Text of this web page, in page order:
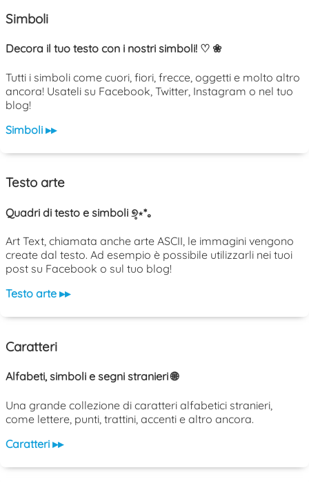
Simboli
Decora il tuo testo con i nostri simboli! ♡ ❀
Tutti i simboli come cuori, fiori, frecce, oggetti e molto altro
ancora! Usateli su Facebook, Twitter, Instagram o nel tuo
blog!
Simboli ▸▸
Testo arte
Quadri di testo e simboli ୭̥⋆*｡
Art Text, chiamata anche arte ASCII, le immagini vengono
create dal testo. Ad esempio è possibile utilizzarli nei tuoi
post su Facebook o sul tuo blog!
Testo arte ▸▸
Caratteri
Alfabeti, simboli e segni stranieri 🌐
Una grande collezione di caratteri alfabetici stranieri,
come lettere, punti, trattini, accenti e altro ancora.
Caratteri ▸▸